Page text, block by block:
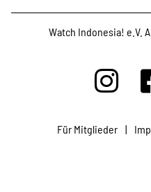
Watch Indonesia! e.V.
Für Mitglieder |